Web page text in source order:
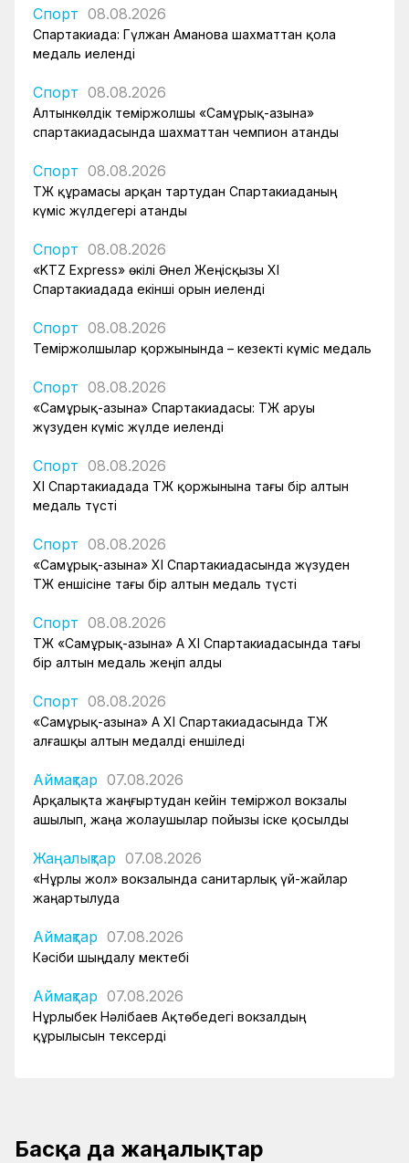
Спорт 08.08.2026
Спартакиада: Гүлжан Аманова шахматтан қола
медаль иеленді
Спорт 08.08.2026
Алтынкөлдік теміржолшы «Самұрық-Қазына»
спартакиадасында шахматтан чемпион атанды
Спорт 08.08.2026
ҚТЖ құрамасы арқан тартудан Спартакиаданың
күміс жүлдегері атанды
Спорт 08.08.2026
«KTZ Express» өкілі Әнел Жеңісқызы XI
Спартакиадада екінші орын иеленді
Спорт 08.08.2026
Теміржолшылар қоржынында – кезекті күміс медаль
Спорт 08.08.2026
«Самұрық-Қазына» Спартакиадасы: ҚТЖ аруы
жүзуден күміс жүлде иеленді
Спорт 08.08.2026
XI Спартакиадада ҚТЖ қоржынына тағы бір алтын
медаль түсті
Спорт 08.08.2026
«Самұрық-Қазына» XI Спартакиадасында жүзуден
ҚТЖ еншісіне тағы бір алтын медаль түсті
Спорт 08.08.2026
ҚТЖ «Самұрық-Қазына» АҚ XI Спартакиадасында тағы
бір алтын медаль жеңіп алды
Спорт 08.08.2026
«Самұрық-Қазына» АҚ XI Спартакиадасында ҚТЖ
алғашқы алтын медалді еншіледі
Аймақтар 07.08.2026
Арқалықта жаңғыртудан кейін теміржол вокзалы
ашылып, жаңа жолаушылар пойызы іске қосылды
Жаңалықтар 07.08.2026
«Нұрлы жол» вокзалында санитарлық үй-жайлар
жаңартылуда
Аймақтар 07.08.2026
Кәсіби шыңдалу мектебі
Аймақтар 07.08.2026
Нұрлыбек Нәлібаев Ақтөбедегі вокзалдың
құрылысын тексерді
Басқа да жаңалықтар